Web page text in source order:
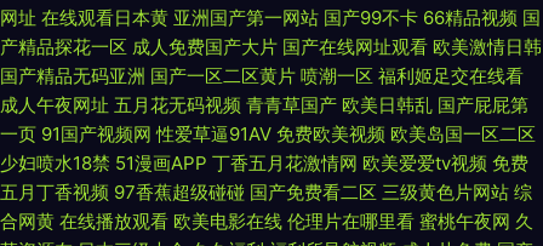
网址 在线观看日本黄 亚洲国产第一网站 国产99不卡 66精品视频 国
产精品探花一区 成人免费国产大片 国产在线网址观看 欧美激情日韩
国产精品无码亚洲 国产一区二区黄片 喷潮一区 福利姬足交在线看
成人午夜网址 五月花无码视频 青青草国产 欧美日韩乱 国产屁屁第
一页 91国产视频网 性爱草逼91AV 免费欧美视频 欧美岛国一区二区
少妇喷水18禁 51漫画APP 丁香五月花激情网 欧美爱爱tv视频 免费
五月丁香视频 97香蕉超级碰碰 国产免费看二区 三级黄色片网站 综
合网黄 在线播放观看 欧美电影在线 伦理片在哪里看 蜜桃午夜网 久